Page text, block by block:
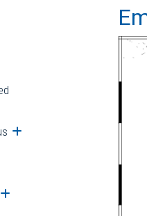
alammenüü
Ava alammenüü
Ava alammenüü